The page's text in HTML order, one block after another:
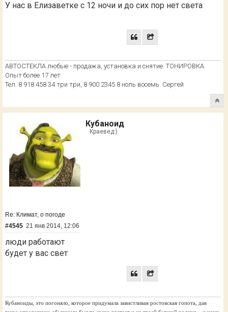
У нас в Елизаветке с 12 ночи и до сих пор нет света
АВТОСТЕКЛА любые - продажа, установка и снятие. ТОНИРОВКА.
Опыт более 17 лет.
Тел. 8 918 458 34 три три, 8 900 2345 8 ноль восемь. Сергей
Кубаноид
Краевед:)
Re: Климат, о погоде
#4545 21 янв 2014, 12:06
люди работают
будет у вас свет
Кубаноиды, это погоняло, которое придумала завистливая ростовская гопота, дав